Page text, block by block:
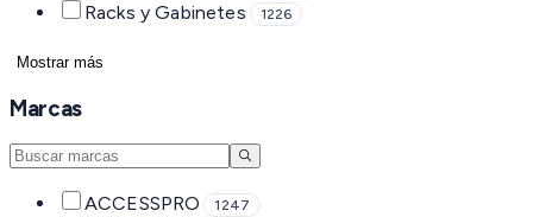
Racks y Gabinetes 1226
Mostrar más
Marcas
ACCESSPRO 1247